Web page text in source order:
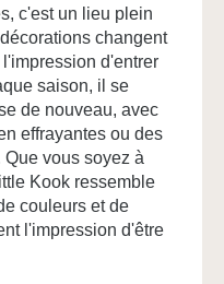
c'est un lieu plein
changent
d'entrer
saison, il se
de nouveau, avec
effrayantes ou des
vous soyez à
Kook ressemble
couleurs et de
l'impression d'être
sur l'Acropole
à remous